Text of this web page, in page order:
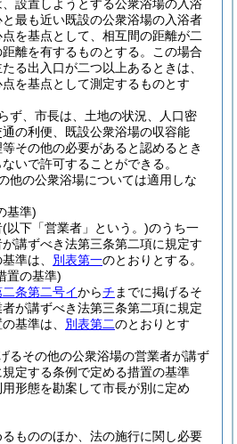
設置しようとする公衆浴場の入浴
最も近い既設の公衆浴場の入浴者
を基点として、相互間の距離が二
離を有するものとする。
この場合
る出入口が二つ以上あるときは、
を基点として測定するものとす
ず、市長は、土地の状況、人口密
の利便、既設公衆浴場の収容能
その他の必要があると認めるとき
いで許可することができる。
他の公衆浴場については適用しな
基準)
(以下「営業者」という。)のうち一
講ずべき法第三条第二項に規定す
準は、 別表第一のとおりとする。
置の基準)
二条第二号イからチ までに掲げるそ
が講ずべき法第三条第二項に規定
基準は、 別表第二のとおりとす
るその他の公衆浴場の営業者が講ず
定する条例で定める措置の基準
形態を勘案して市長が別に定め
もののほか、法の施行に関し必要